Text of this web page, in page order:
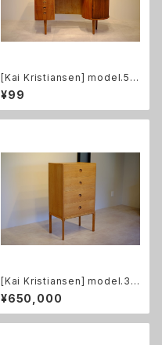
[Kai Kristiansen] model.54
キドニーデスク チーク
¥99
[Kai Kristiansen] model.38
5 6段チェスト オーク
¥650,000